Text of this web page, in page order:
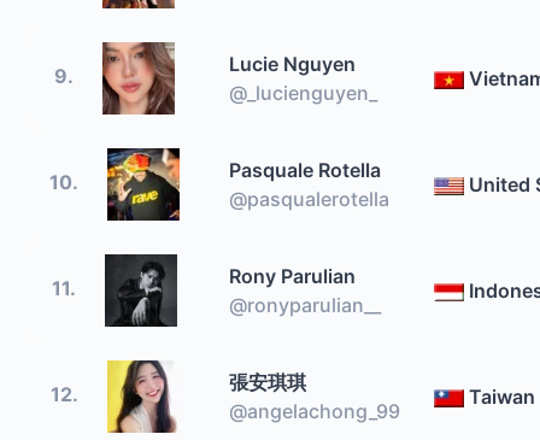
9.
Lucie Nguyen
@_lucienguyen_
10.
Pasquale Rotella
@pasqualerotella
United
11.
Rony Parulian
@ronyparulian__
12.
張安琪琪
@angelachong_99
Taiwan